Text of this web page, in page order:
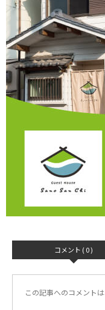
コメント ( 0 )
この記事へのコメントは